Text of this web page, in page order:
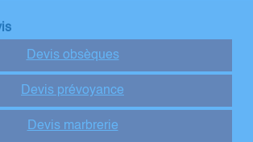
Devis obsèques
Devis prévoyance
Devis marbrerie